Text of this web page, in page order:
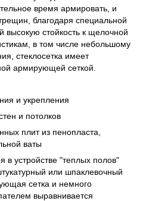
время армировать, и
благодаря специальной
высокую стойкость к щелочной
в том числе небольшому
стеклосетка имеет
армирующей сеткой.
и укрепления
и потолков
плит из пенопласта,
ваты
в устройстве "теплых полов"
или шпаклевочный
сетка и немного
выравнивается